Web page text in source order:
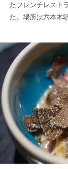
たフレンチレスト
た。場所は六本木